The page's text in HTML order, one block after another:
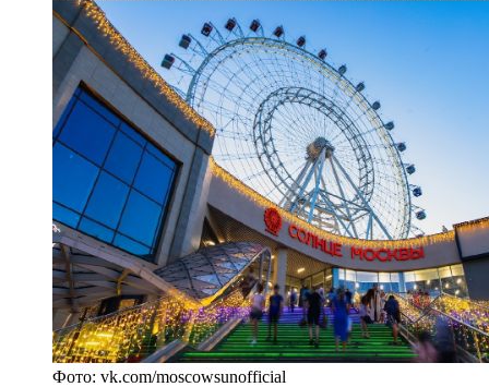
Фото: vk.com/moscowsunofficial